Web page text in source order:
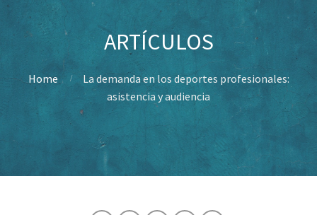
Home
La demanda en los deportes profesionales:
asistencia y audiencia